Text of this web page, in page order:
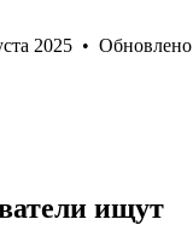
2025 • Обновлено
ищут